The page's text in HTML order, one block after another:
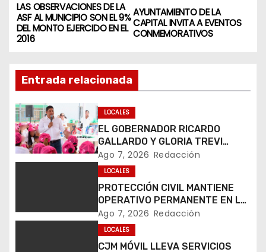
N
a
e
g
a
c
ó
AYUNTAMIENTO DE LA
CAPITAL INVITA A EVENTOS
CONMEMORATIVOS
LAS OBSERVACIONES DE LA
ASF AL MUNICIPIO SON EL 9%
DEL MONTO EJERCIDO EN EL
2016
Entrada relacionada
LOCALES
EL GOBERNADOR RICARDO
GALLARDO Y GLORIA TREVI
LLEVAN ESPERANZA A LA PILA
Ago 7, 2026 Redacción
LOCALES
PROTECCIÓN CIVIL MANTIENE
OPERATIVO PERMANENTE EN LA
FENAPO 2026
Ago 7, 2026 Redacción
LOCALES
CJM MÓVIL LLEVA SERVICIOS